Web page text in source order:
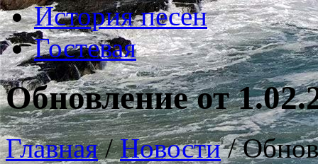
История песен
Гостевая
Обновление от
Главная/Новости/